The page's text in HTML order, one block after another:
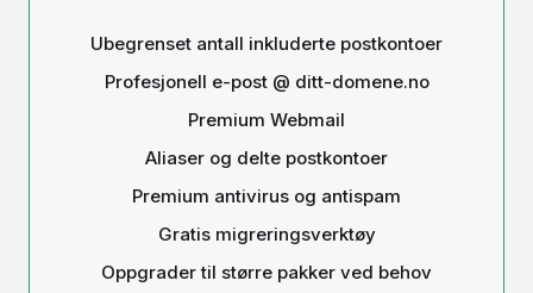
Ubegrenset antall inkluderte postkontoer
Profesjonell e-post @ ditt-domene.no
Premium Webmail
Aliaser og delte postkontoer
Premium antivirus og antispam
Gratis migreringsverktøy
Oppgrader til større pakker ved behov